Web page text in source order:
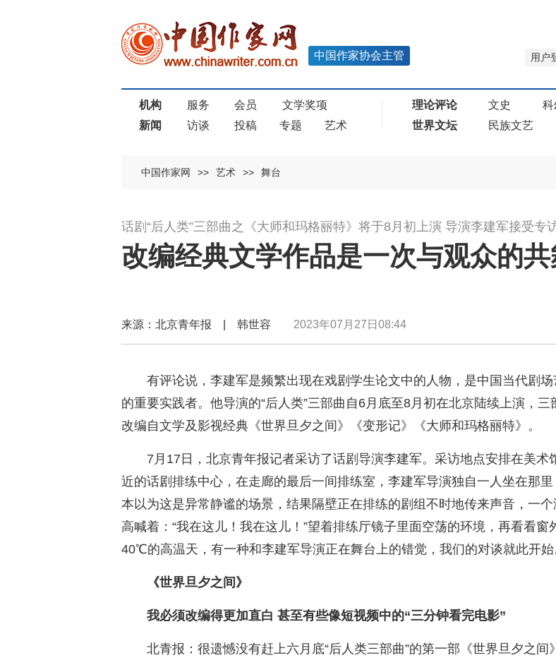
用户
中国作家协会主管
机构 服务 会员
文学奖项
新闻
访谈 投稿 专题 艺术
理论评论 文史 科
世界文坛
民族文艺
中国作家网 >> 艺术 >> 舞台
话剧“后人类”三部曲之《大师和玛格丽特》将于8月初上演 导演李建军接受专
改编经典文学作品是一次与观众的
来源：北京青年报 | 韩世容 2023年07月27日08:44
有评论说，李建军是频繁出现在戏剧学生论文中的人物，是中国当代剧场
的重要实践者。他导演的“后人类”三部曲自6月底至8月初在北京陆续上演，三
改编自文学及影视经典《世界旦夕之间》《变形记》《大师和玛格丽特》。
7月17日，北京青年报记者采访了话剧导演李建军。采访地点安排在美术
近的话剧排练中心，在走廊的最后一间排练室，李建军导演独自一人坐在那里
本以为这是异常静谧的场景，结果隔壁正在排练的剧组不时地传来声音，一个
高喊着：“我在这儿！我在这儿！”望着排练厅镜子里面空荡的环境，再看看窗
40℃的高温天，有一种和李建军导演正在舞台上的错觉，我们的对谈就此开始
《世界旦夕之间》
我必须改编得更加直白 甚至有些像短视频中的“三分钟看完电影”
北青报：很遗憾没有赶上六月底“后人类三部曲”的第一部《世界旦夕之间